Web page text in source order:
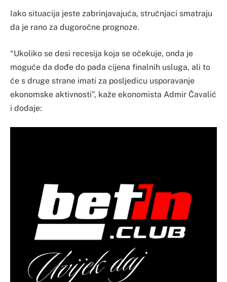
Iako situacija jeste zabrinjavajuća, stručnjaci smatraju
da je rano za dugoročne prognoze.
“Ukoliko se desi recesija koja se očekuje, onda je
moguće da dođe do pada cijena finalnih usluga, ali to
će s druge strane imati za posljedicu usporavanje
ekonomske aktivnosti”, kaže ekonomista Admir Čavalić
i dodaje: